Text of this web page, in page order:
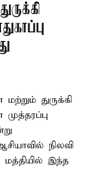
துருக்கி
நிலவி
மத்தியில் இந்த